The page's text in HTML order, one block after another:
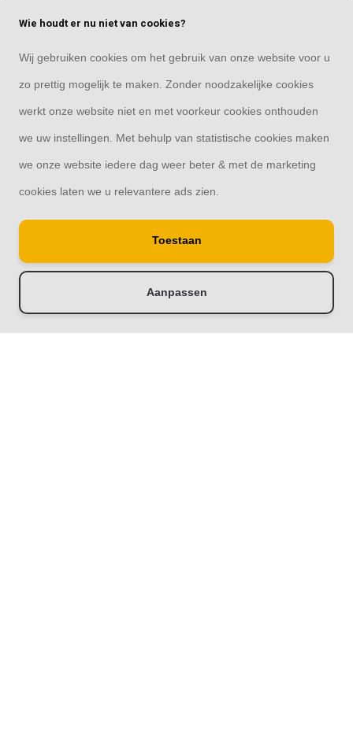
-
Mijn account
Categorieën
© Copyright 2026
Wie houdt er nu niet van cookies?
Wij gebruiken cookies om het gebruik van onze website voor u
zo prettig mogelijk te maken. Zonder noodzakelijke cookies
werkt onze website niet en met voorkeur cookies onthouden
we uw instellingen. Met behulp van statistische cookies maken
we onze website iedere dag weer beter & met de marketing
cookies laten we u relevantere ads zien.
Toestaan
Aanpassen